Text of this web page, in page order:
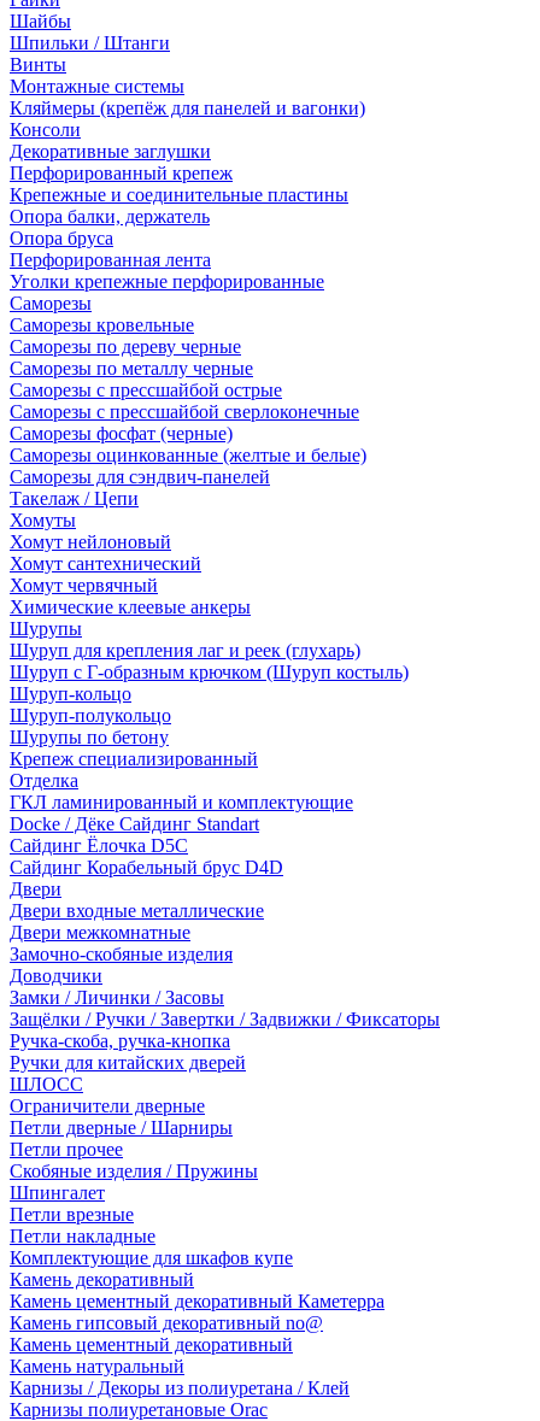
Шайбы
Шпильки / Штанги
Винты
Монтажные системы
Кляймеры (крепёж для панелей и вагонки)
Консоли
Декоративные заглушки
Перфорированный крепеж
Крепежные и соединительные пластины
Опора балки, держатель
Опора бруса
Перфорированная лента
Уголки крепежные перфорированные
Саморезы
Саморезы кровельные
Саморезы по дереву черные
Саморезы по металлу черные
Саморезы с прессшайбой острые
Саморезы с прессшайбой сверлоконечные
Саморезы фосфат (черные)
Саморезы оцинкованные (желтые и белые)
Саморезы для сэндвич-панелей
Такелаж / Цепи
Хомуты
Хомут нейлоновый
Хомут сантехнический
Хомут червячный
Химические клеевые анкеры
Шурупы
Шуруп для крепления лаг и реек (глухарь)
Шуруп с Г-образным крючком (Шуруп костыль)
Шуруп-кольцо
Шуруп-полукольцо
Шурупы по бетону
Крепеж специализированный
Отделка
ГКЛ ламинированный и комплектующие
Docke / Дёке Сайдинг Standart
Сайдинг Ёлочка D5C
Сайдинг Корабельный брус D4D
Двери
Двери входные металлические
Двери межкомнатные
Замочно-скобяные изделия
Доводчики
Замки / Личинки / Засовы
Защёлки / Ручки / Завертки / Задвижки / Фиксаторы
Ручка-скоба, ручка-кнопка
Ручки для китайских дверей
ШЛОСС
Ограничители дверные
Петли дверные / Шарниры
Петли прочее
Скобяные изделия / Пружины
Шпингалет
Петли врезные
Петли накладные
Комплектующие для шкафов купе
Камень декоративный
Камень цементный декоративный Каметерра
Камень гипсовый декоративный no@
Камень цементный декоративный
Камень натуральный
Карнизы / Декоры из полиуретана / Клей
Карнизы полиуретановые Orac